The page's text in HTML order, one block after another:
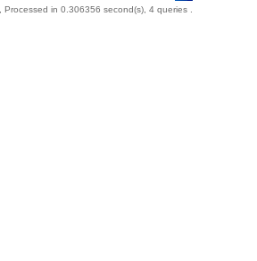
, Processed in 0.306356 second(s), 4 queries .